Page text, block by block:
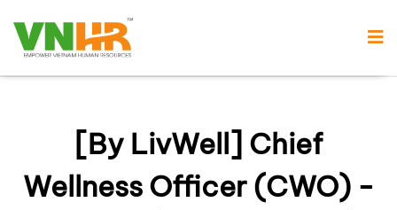
[By LivWell] Chief
Wellness Officer (CWO) -